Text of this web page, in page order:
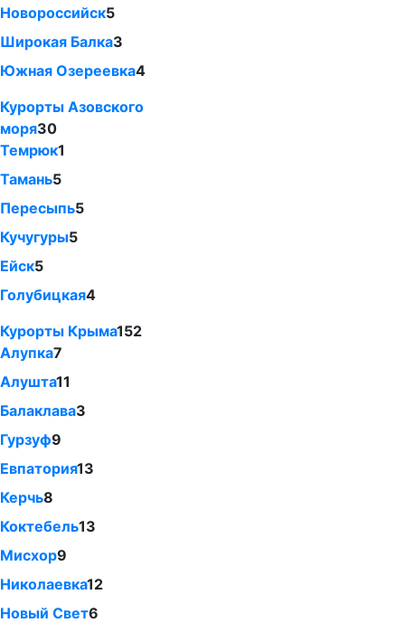
Новороссийск5
Широкая Балка3
Южная Озереевка4
Курорты Азовского
моря30
Темрюк1
Тамань5
Пересыпь5
Кучугуры5
Ейск5
Голубицкая4
Курорты Крыма152
Алупка7
Алушта11
Балаклава3
Гурзуф9
Евпатория13
Керчь8
Коктебель13
Мисхор9
Николаевка12
Новый Свет6